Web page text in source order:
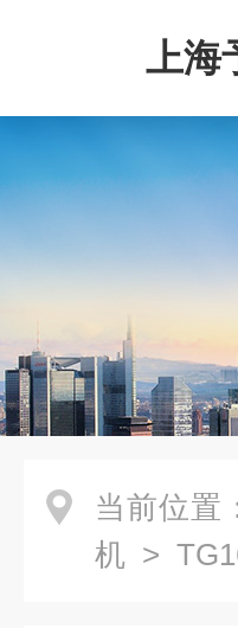
上海
当前位置
机 >